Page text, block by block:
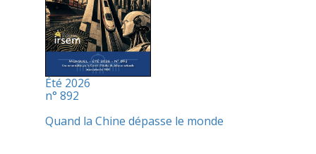
Été 2026
n° 892
Quand la Chine dépasse le monde